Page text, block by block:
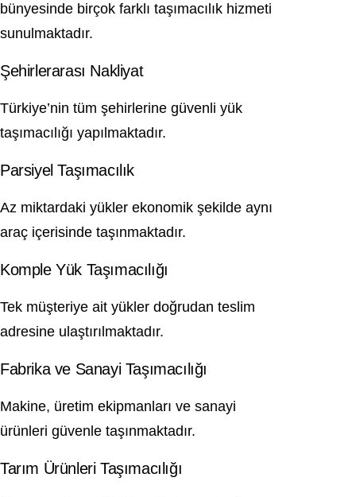
bünyesinde birçok farklı taşımacılık hizmeti
sunulmaktadır.
Şehirlerarası Nakliyat
Türkiye’nin tüm şehirlerine güvenli yük
taşımacılığı yapılmaktadır.
Parsiyel Taşımacılık
Az miktardaki yükler ekonomik şekilde aynı
araç içerisinde taşınmaktadır.
Komple Yük Taşımacılığı
Tek müşteriye ait yükler doğrudan teslim
adresine ulaştırılmaktadır.
Fabrika ve Sanayi Taşımacılığı
Makine, üretim ekipmanları ve sanayi
ürünleri güvenle taşınmaktadır.
Tarım Ürünleri Taşımacılığı